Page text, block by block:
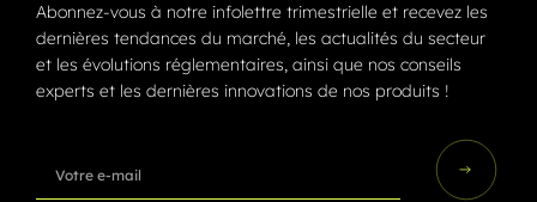
Abonnez-vous à notre infolettre trimestrielle et recevez les
dernières tendances du marché, les actualités du secteur
et les évolutions réglementaires, ainsi que nos conseils
experts et les dernières innovations de nos produits !